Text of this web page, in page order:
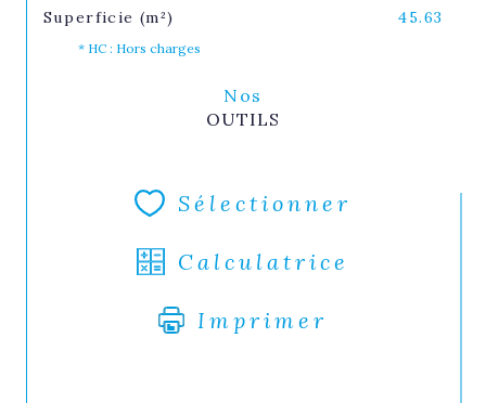
Superficie (m²) 45.63
* HC : Hors charges
Nos
OUTILS
Sélectionner
Calculatrice
Imprimer